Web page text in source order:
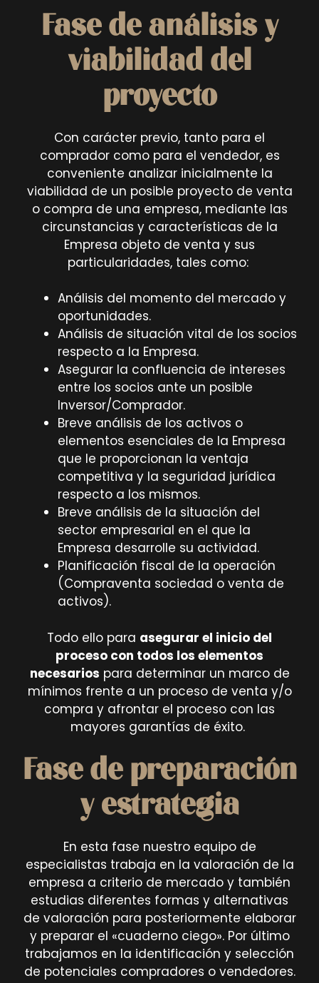
Fase de análisis y
viabilidad del
proyecto
Con carácter previo, tanto para el
comprador como para el vendedor, es
conveniente analizar inicialmente la
viabilidad de un posible proyecto de venta
o compra de una empresa, mediante las
circunstancias y características de la
Empresa objeto de venta y sus
particularidades, tales como:
Análisis del momento del mercado y
oportunidades.
Análisis de situación vital de los socios
respecto a la Empresa.
Asegurar la confluencia de intereses
entre los socios ante un posible
Inversor/Comprador.
Breve análisis de los activos o
elementos esenciales de la Empresa
que le proporcionan la ventaja
competitiva y la seguridad jurídica
respecto a los mismos.
Breve análisis de la situación del
sector empresarial en el que la
Empresa desarrolle su actividad.
Planificación fiscal de la operación
(Compraventa sociedad o venta de
activos).
Todo ello para asegurar el inicio del
proceso con todos los elementos
necesarios para determinar un marco de
mínimos frente a un proceso de venta y/o
compra y afrontar el proceso con las
mayores garantías de éxito.
Fase de preparación
y estrategia
En esta fase nuestro equipo de
especialistas trabaja en la valoración de la
empresa a criterio de mercado y también
estudias diferentes formas y alternativas
de valoración para posteriormente elaborar
y preparar el «cuaderno ciego». Por último
trabajamos en la identificación y selección
de potenciales compradores o vendedores.